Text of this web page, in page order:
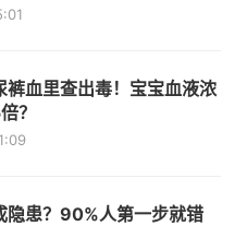
裤血里查出毒！宝宝血液浓
？
隐患？90%人第一步就错